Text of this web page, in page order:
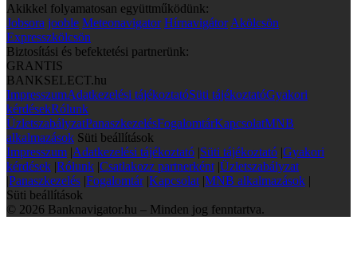
Akikkel folyamatosan együttműködünk:
Jobsora jooble Meteonavigator Hírnavigátor Akölcsön
Expresszkölcsön
Biztosítási és befektetési partnerünk:
GRANTIS
BANKSELECT.hu
ImpresszumAdatkezelési tájékoztatóSüti tájékoztatóGyakori
kérdésekRólunk
ÜzletszabályzatPanaszkezelésFogalomtárKapcsolatMNB
alkalmazások Süti beállítások
Impresszum |Adatkezelési tájékoztató |Süti tájékoztató |Gyakori
kérdések |Rólunk |Csatlakozz partnerként |Üzletszabályzat
|Panaszkezelés |Fogalomtár |Kapcsolat |MNB alkalmazások |
Süti beállítások
© 2026 Banknavigator.hu – Minden jog fenntartva.